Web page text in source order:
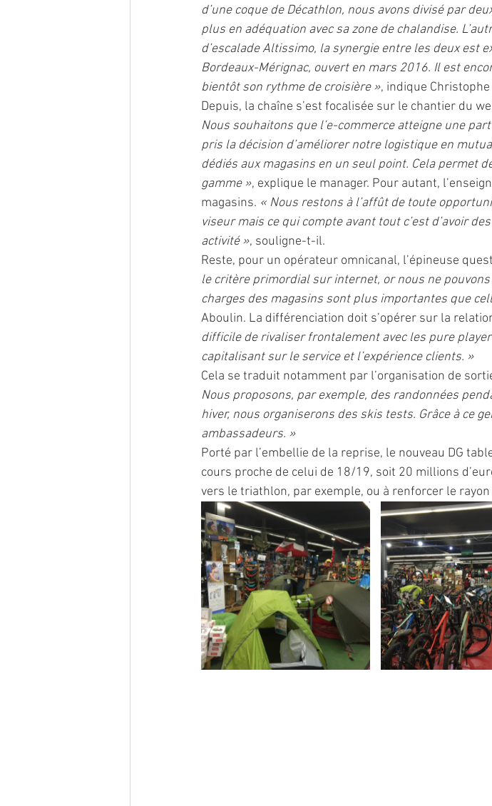
d’une coque de Décathlon, nous avons divisé par
plus en adéquation avec sa zone de chalandise.
d’escalade Altissimo, la synergie entre les deux est
Bordeaux-Mérignac, ouvert en mars 2016. Il est
bientôt son rythme de croisière », indique
Depuis, la chaîne s’est focalisée sur le chantier du
Nous souhaitons que l’e-commerce atteigne une
pris la décision d’améliorer notre logistique en
dédiés aux magasins en un seul point. Cela permet
gamme », explique le manager. Pour autant,
magasins. « Nous restons à l’affût de toute
viseur mais ce qui compte avant tout c’est d’avoir
activité », souligne-t-il.
Reste, pour un opérateur omnicanal, l’épineuse
le critère primordial sur internet, or nous ne
charges des magasins sont plus importantes que
Aboulin. La différenciation doit s’opérer sur la
difficile de rivaliser frontalement avec les pure
capitalisant sur le service et l’expérience clients. »
Cela se traduit notamment par l’organisation de
Nous proposons, par exemple, des randonnées
hiver, nous organiserons des skis tests. Grâce à ce
ambassadeurs. »
Porté par l’embellie de la reprise, le nouveau DG
cours proche de celui de 18/19, soit 20 millions
vers le triathlon, par exemple, ou à renforcer le